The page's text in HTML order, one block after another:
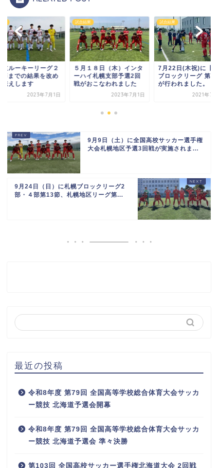
道ルーキーリーグ２
までの結果を改め
伝えします
2023年7月1日
試合結果
５月１８日（木）インタ
ーハイ札幌支部予選2回
戦がおこなわれました
2023年7月1日
試合結果
7月22日(木祝)に【
ブロックリーグ 第6
が行われました。
2021年7
9月9日（土）に全国高校サッカー選手権
大会札幌地区予選3回戦が実施されま...
9月24日（日）に札幌ブロックリーグ2
部・４部第13節、札幌地区リーグ第...
最近の投稿
令和8年度 第79回 全国高等学校総合体育大会サッカ
ー競技 北海道予選会開幕
令和8年度 第79回 全国高等学校総合体育大会サッカ
ー競技 北海道予選会 準々決勝
第103回 全国高校サッカー選手権北海道大会 2回戦